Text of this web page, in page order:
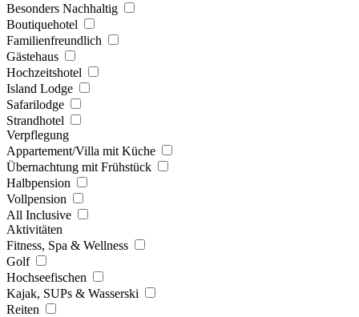
Besonders Nachhaltig
Boutiquehotel
Familienfreundlich
Gästehaus
Hochzeitshotel
Island Lodge
Safarilodge
Strandhotel
Verpflegung
Appartement/Villa mit Küche
Übernachtung mit Frühstück
Halbpension
Vollpension
All Inclusive
Aktivitäten
Fitness, Spa & Wellness
Golf
Hochseefischen
Kajak, SUPs & Wasserski
Reiten